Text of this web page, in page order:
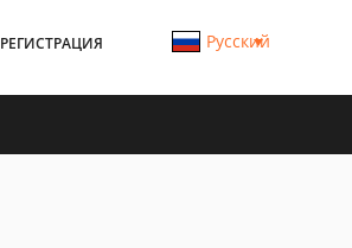
РЕГИСТРАЦИЯ Русский